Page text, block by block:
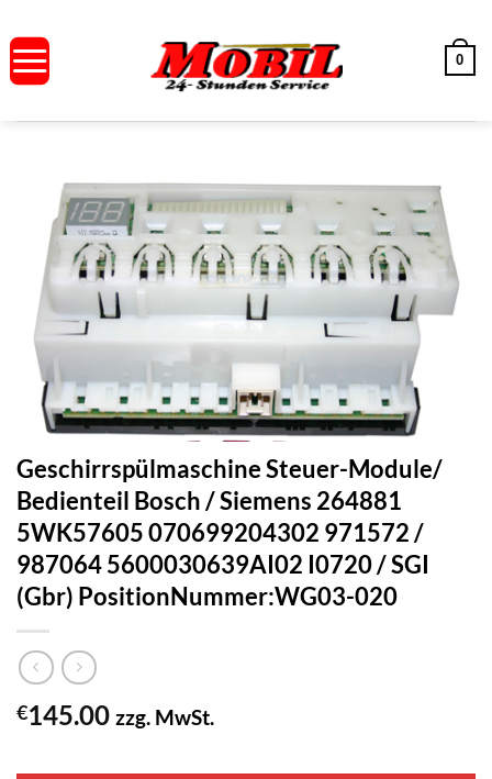
Inhalt
springen
0
Geschirrspülmaschine Steuer-Module/
Bedienteil Bosch / Siemens 264881
5WK57605 070699204302 971572 /
987064 5600030639AI02 I0720 / SGI
(Gbr) PositionNummer:WG03-020
€145.00 zzg. MwSt.